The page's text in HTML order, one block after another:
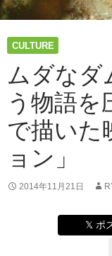
CULTURE
ムダなダ
う物語を
で描いた
ョン」
2014年11月21日
𝕏 ポ